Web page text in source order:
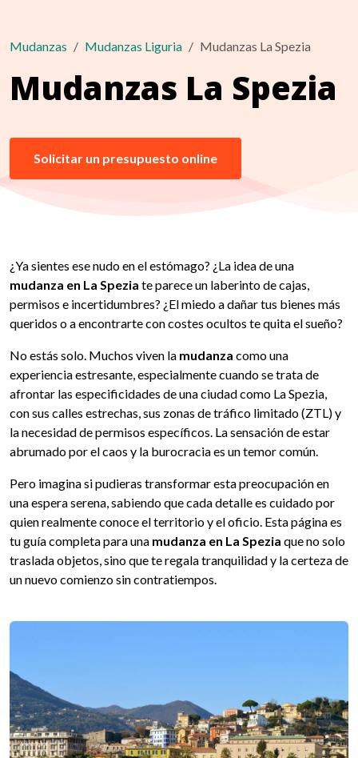
Mudanzas Mudanzas Liguria Mudanzas La Spezia
Mudanzas La Spezia
Solicitar un presupuesto online
¿Ya sientes ese nudo en el estómago? ¿La idea de una
mudanza en La Spezia te parece un laberinto de cajas,
permisos e incertidumbres? ¿El miedo a dañar tus bienes más
queridos o a encontrarte con costes ocultos te quita el sueño?
No estás solo. Muchos viven la mudanza como una
experiencia estresante, especialmente cuando se trata de
afrontar las especificidades de una ciudad como La Spezia,
con sus calles estrechas, sus zonas de tráfico limitado (ZTL) y
la necesidad de permisos específicos. La sensación de estar
abrumado por el caos y la burocracia es un temor común.
Pero imagina si pudieras transformar esta preocupación en
una espera serena, sabiendo que cada detalle es cuidado por
quien realmente conoce el territorio y el oficio. Esta página es
tu guía completa para una mudanza en La Spezia que no solo
traslada objetos, sino que te regala tranquilidad y la certeza de
un nuevo comienzo sin contratiempos.